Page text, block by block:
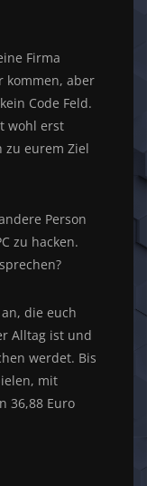
Firma
kommen, aber
Code Feld.
wohl erst
zu eurem Ziel
Person
zu hacken.
die euch
Alltag ist und
werdet. Bis
mit
36,88 Euro